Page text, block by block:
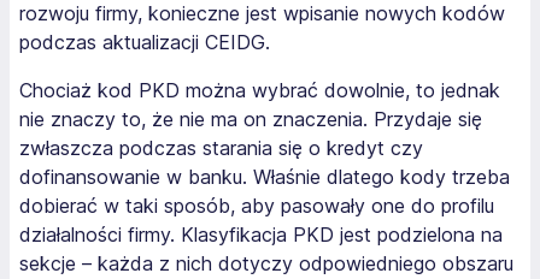
rozwoju firmy, konieczne jest wpisanie nowych kodów
podczas aktualizacji CEIDG.
Chociaż kod PKD można wybrać dowolnie, to jednak
nie znaczy to, że nie ma on znaczenia. Przydaje się
zwłaszcza podczas starania się o kredyt czy
dofinansowanie w banku. Właśnie dlatego kody trzeba
dobierać w taki sposób, aby pasowały one do profilu
działalności firmy. Klasyfikacja PKD jest podzielona na
sekcje – każda z nich dotyczy odpowiedniego obszaru